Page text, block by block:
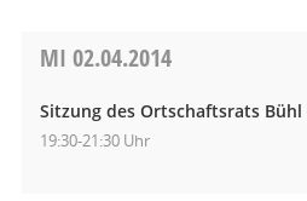
MI 02.04.2014
Sitzung des Ortschaftsrats Bühl
19:30-21:30 Uhr